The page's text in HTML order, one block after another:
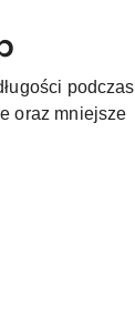
podczas
oraz mniejsze